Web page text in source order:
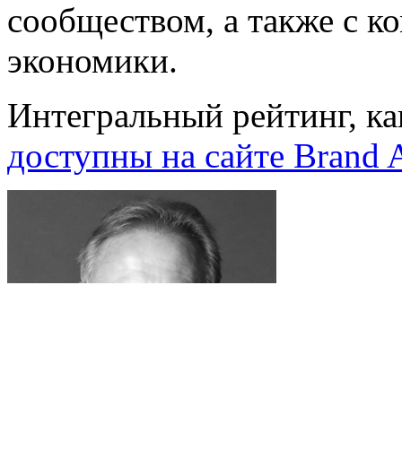
сообществом, а также с
экономики.
Интегральный рейтинг,
доступны на сайте Brand